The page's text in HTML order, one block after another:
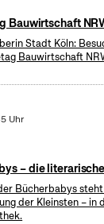
Bauwirtschaft
Stadt Köln:
Bauwirtschaft
Uhr
– die
Bücherbabys
der Kleinsten – in